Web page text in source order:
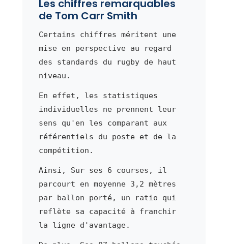
Les chiffres remarquables
de Tom Carr Smith
Certains chiffres méritent une
mise en perspective au regard
des standards du rugby de haut
niveau.
En effet, les statistiques
individuelles ne prennent leur
sens qu'en les comparant aux
référentiels du poste et de la
compétition.
Ainsi, Sur ses 6 courses, il
parcourt en moyenne 3,2 mètres
par ballon porté, un ratio qui
reflète sa capacité à franchir
la ligne d'avantage.